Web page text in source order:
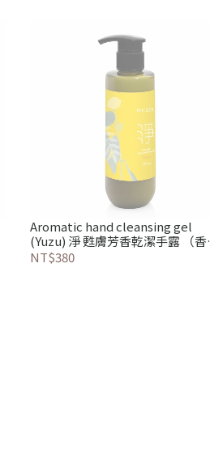
Aromatic hand cleansing gel
(Yuzu) 淨 甦膚芳香乾潔手露 （香
系）
NT$380